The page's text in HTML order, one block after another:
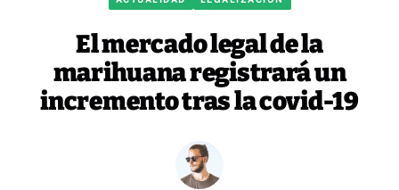
El mercado legal de la
marihuana registrará un
incremento tras la covid-19